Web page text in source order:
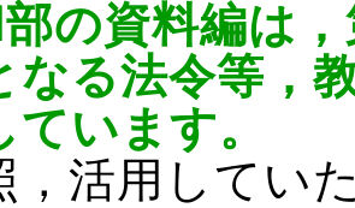
の資料編は，
なる法令等，
ています。
活用してい